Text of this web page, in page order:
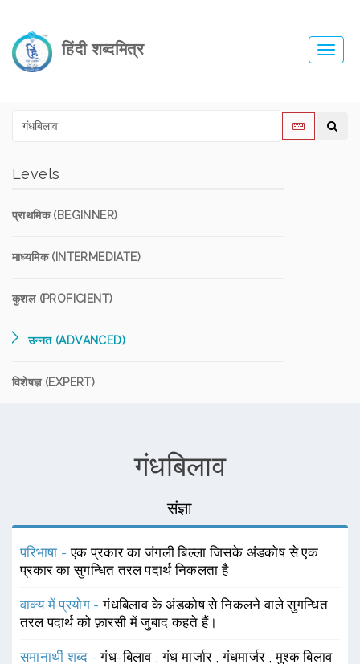
हिंदी शब्दमित्र
Levels
प्राथमिक (BEGINNER)
माध्यमिक (INTERMEDIATE)
कुशल (PROFICIENT)
उन्नत (ADVANCED)
विशेषज्ञ (EXPERT)
गंधबिलाव
संज्ञा
परिभाषा -एक प्रकार का जंगली बिल्ला जिसके अंडकोष से एक
प्रकार का सुगन्धित तरल पदार्थ निकलता है
वाक्य में प्रयोग -गंधबिलाव के अंडकोष से निकलने वाले सुगन्धित
तरल पदार्थ को फ़ारसी में जुबाद कहते हैं।
समानार्थी शब्द -गंध-बिलाव ,गंध मार्जार ,गंधमार्जर ,मुश्क बिलाव